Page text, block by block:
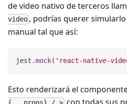
de video nativo de terceros
video , podrías querer
manual tal que así:
jest .mock( 'react-native-
Esto renderizará el